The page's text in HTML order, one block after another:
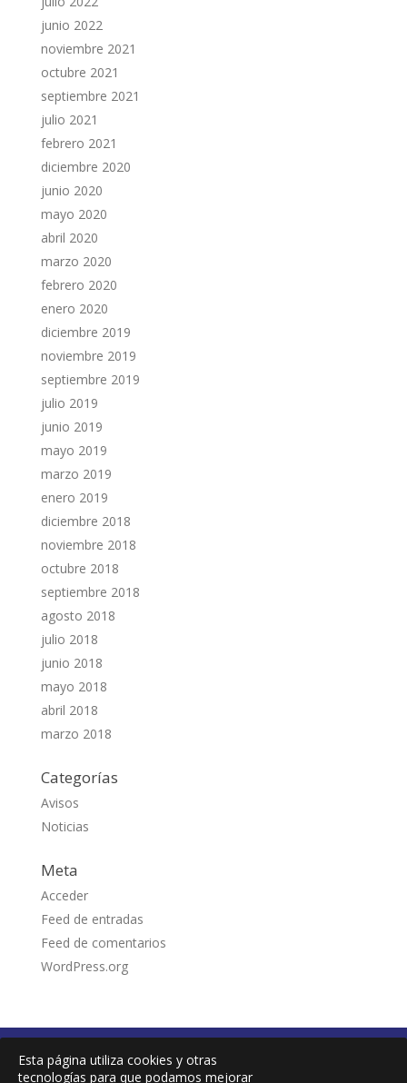
junio 2022
noviembre 2021
octubre 2021
septiembre 2021
julio 2021
febrero 2021
diciembre 2020
junio 2020
mayo 2020
abril 2020
marzo 2020
febrero 2020
enero 2020
diciembre 2019
noviembre 2019
septiembre 2019
julio 2019
junio 2019
mayo 2019
marzo 2019
enero 2019
diciembre 2018
noviembre 2018
octubre 2018
septiembre 2018
agosto 2018
julio 2018
junio 2018
mayo 2018
abril 2018
marzo 2018
Categorías
Avisos
Noticias
Meta
Acceder
Feed de entradas
Feed de comentarios
WordPress.org
Portal de Transparencia
Esta página utiliza cookies y otras
tecnologías para que podamos mejorar